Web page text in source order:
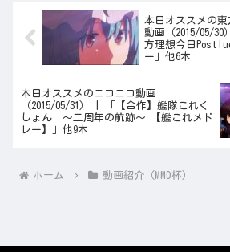
本日オススメの
動画（2015/05/
方理想今日
ー」他6本
本日オススメのニコニコ動画
（2015/05/31） | 「【合作】艦隊これく
しょん ～二周年の航跡～ 【艦これメド
レー】」他9本
ホーム 動画紹介（MMD杯）